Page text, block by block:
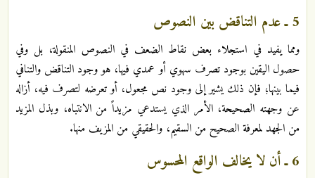
5 ـ عدم التناقض بين النصوص
ومما يفيد في استجلاء بعض نقاط الضعف في النصوص المنقولة، بل وفي
حصول اليقين بوجود تصرف سهوي أو عمدي فيها، هو وجود التناقض والتنافي
فيما بينها؛ فإن ذلك يشير إلى وجود نص مجعول، أو تعرضه لتصرف فيه، أزاله
عن وجهته الصحيحة، الأمر الذي يستدعي مزيداً من الانتباه، وبذل المزيد
من الجهد لمعرفة الصحيح من السقيم، والحقيقي من المزيف منها.
6 ـ أن لا يخالف الواقع المحسوس